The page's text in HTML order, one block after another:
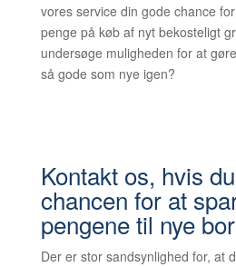
vores service din gode chance
penge på køb af nyt bekosteligt
undersøge muligheden for at
så gode som nye igen?
Kontakt os, hvis
chancen for at
pengene til nye bor
Der er stor sandsynlighed for, at